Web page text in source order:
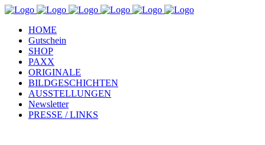
HOME
Gutschein
SHOP
PAXX
ORIGINALE
BILDGESCHICHTEN
AUSSTELLUNGEN
Newsletter
PRESSE / LINKS